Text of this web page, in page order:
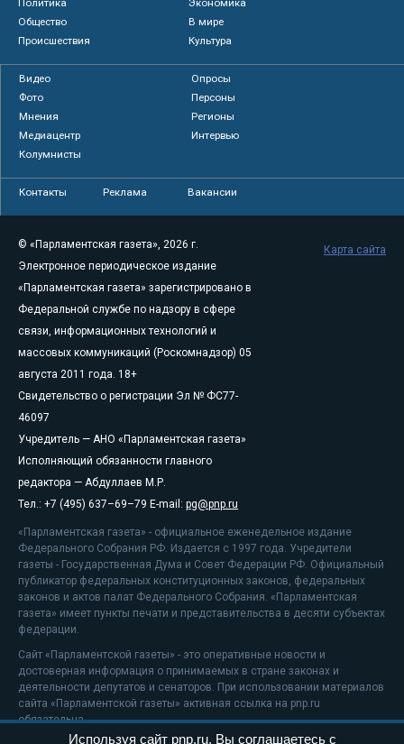
Общество
В мире
Происшествия
Культура
Видео
Опросы
Фото
Персоны
Мнения
Регионы
Медиацентр
Интервью
Колумнисты
Контакты Реклама Вакансии
© «Парламентская газета», 2026 г.
Электронное периодическое издание
«Парламентская газета» зарегистрировано в
Федеральной службе по надзору в сфере
связи, информационных технологий и
массовых коммуникаций (Роскомнадзор) 05
августа 2011 года. 18+
Свидетельство о регистрации Эл № ФС77-
46097
Учредитель — АНО «Парламентская газета»
Исполняющий обязанности главного
редактора — Абдуллаев М.Р.
Тел.: +7 (495) 637–69–79 E-mail: pg@pnp.ru
«Парламентская газета» - официальное еженедельное издание
Федерального Собрания РФ. Издается с 1997 года. Учредители
газеты - Государственная Дума и Совет Федерации РФ. Официальный
публикатор федеральных конституционных законов, федеральных
законов и актов палат Федерального Собрания. «Парламентская
газета» имеет пункты печати и представительства в десяти субъектах
федерации.
Сайт «Парламентской газеты» - это оперативные новости и
достоверная информация о принимаемых в стране законах и
деятельности депутатов и сенаторов. При использовании материалов
сайта «Парламентской газеты» активная ссылка на pnp.ru
обязательна.
Карта сайта
Используя сайт pnp.ru, Вы соглашаетесь с